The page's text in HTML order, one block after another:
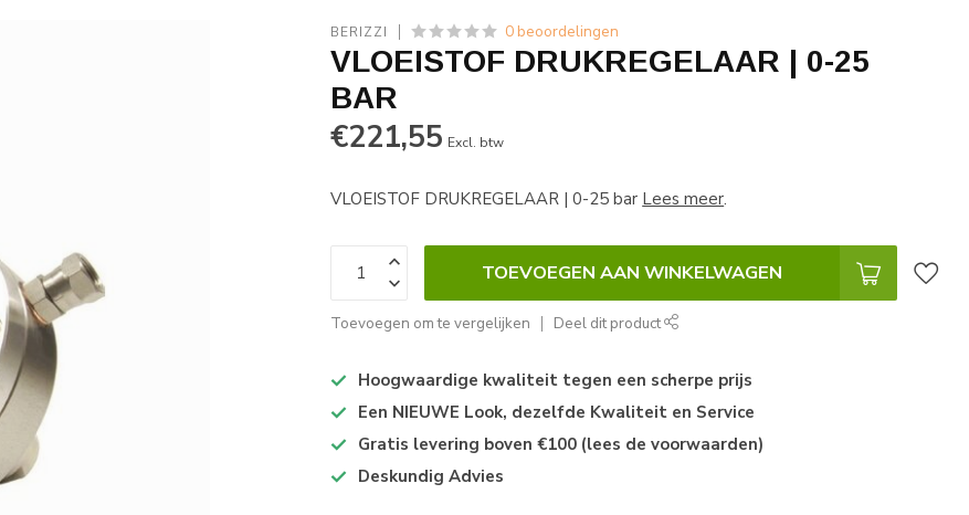
BERIZZI 0 beoordelingen
VLOEISTOF DRUKREGELAAR | 0-25
BAR
€221,55 Excl. btw
VLOEISTOF DRUKREGELAAR | 0-25 bar Lees meer.
TOEVOEGEN AAN WINKELWAGEN
Toevoegen om te vergelijken Deel dit product
Hoogwaardige kwaliteit tegen een scherpe prijs
Een NIEUWE Look, dezelfde Kwaliteit en Service
Gratis levering boven €100 (lees de voorwaarden)
Deskundig Advies